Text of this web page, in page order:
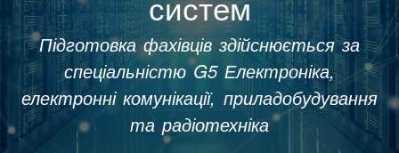
систем
Підготовка фахівців здійснюється за
спеціальністю G5 Електроніка,
електронні комунікації, приладобудування
та радіотехніка